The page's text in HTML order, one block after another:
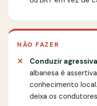
NÃO FAZER
Conduzir
albanesa é
conhecimento
deixa os